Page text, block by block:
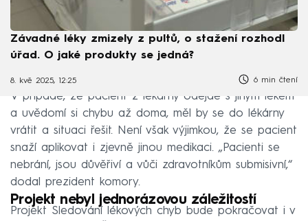
Závadné léky zmizely z pultů, o stažení rozhodl
úřad. O jaké produkty se jedná?
8. kvě 2025, 12:25 6 min čtení
V případě, že pacient z lékárny odejde s jiným lékem
a uvědomí si chybu až doma, měl by se do lékárny
vrátit a situaci řešit. Není však výjimkou, že se pacient
snaží aplikovat i zjevně jinou medikaci. „Pacienti se
nebrání, jsou důvěřiví a vůči zdravotníkům submisivní,“
dodal prezident komory.
Projekt nebyl jednorázovou záležitostí
Projekt Sledování lékových chyb bude pokračovat i v